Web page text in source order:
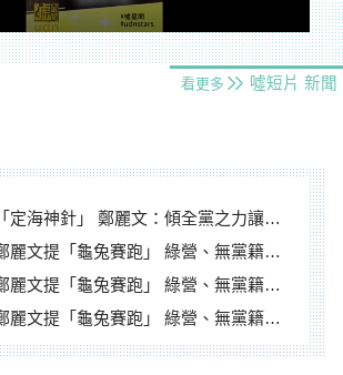
看更多 噓短片 新聞
海神針」 鄭麗文：傾全黨之力讓彰化贏
提「龜兔賽跑」 綠營、無黨籍忙否認是烏龜
提「龜兔賽跑」 綠營、無黨籍忙否認是烏龜
提「龜兔賽跑」 綠營、無黨籍忙否認是烏龜